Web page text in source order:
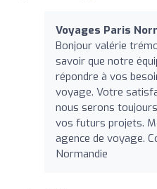
Voyages Paris
Bonjour valérie
savoir que notre
répondre à vos
voyage. Votre
nous serons
vos futurs projets.
agence de voyage.
Normandie